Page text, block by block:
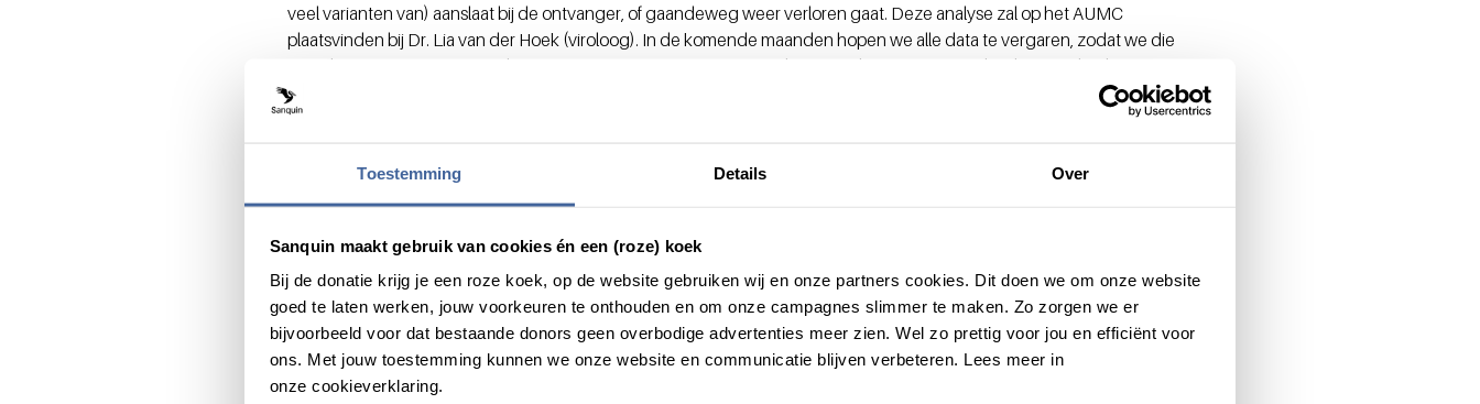
Toestemming Details Over
Sanquin maakt gebruik van cookies én een (roze) koek
Bij de donatie krijg je een roze koek, op de website gebruiken wij en onze partners cookies. Dit doen we om onze website
goed te laten werken, jouw voorkeuren te onthouden en om onze campagnes slimmer te maken. Zo zorgen we er
bijvoorbeeld voor dat bestaande donors geen overbodige advertenties meer zien. Wel zo prettig voor jou en efficiënt voor
ons. Met jouw toestemming kunnen we onze website en communicatie blijven verbeteren. Lees meer in
onze cookieverklaring.
veel varianten van) aanslaat bij de ontvanger, of gaandeweg weer verloren gaat. Deze analyse zal op het AUMC
plaatsvinden bij Dr. Lia van der Hoek (viroloog). In de komende maanden hopen we alle data te vergaren, zodat we die
vervolgens kunnen gaan analyseren om een uitspraak te kunnen doen over het nut van TTV-load meting bij deze jonge
patiëntjes.